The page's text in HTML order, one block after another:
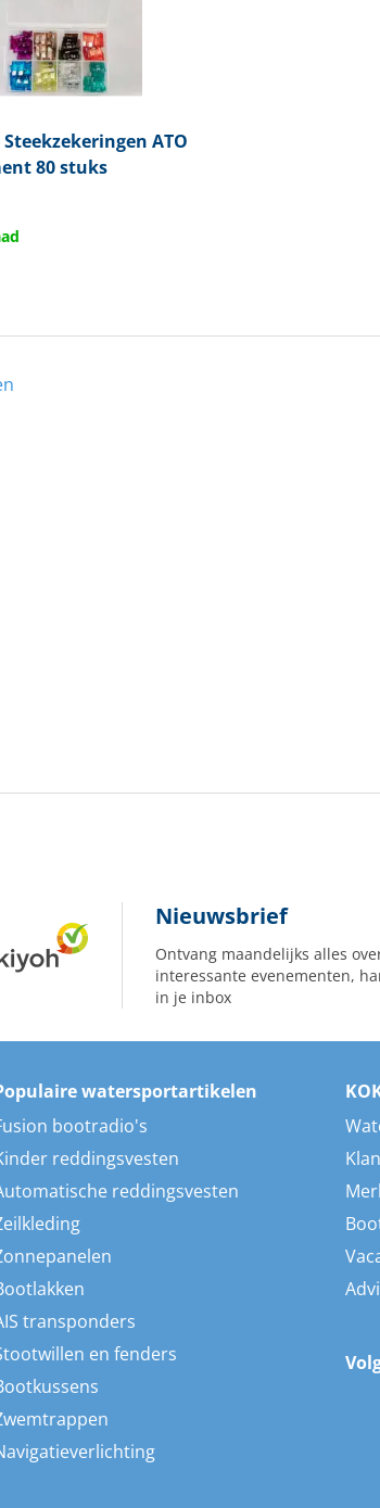
Steekzekeringen ATO
80 stuks
Nieuwsbrief
Ontvang maandelijks alles
interessante evenementen,
in je inbox
watersportartikelen
bootradio's
reddingsvesten
reddingsvesten
transponders
en fenders